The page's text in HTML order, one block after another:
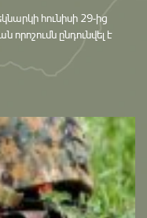
հունիսի 29-ից
ընդունվել է